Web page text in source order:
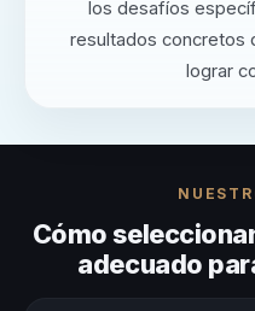
los desafíos
resultados concretos
lograr
Cómo
adecuado